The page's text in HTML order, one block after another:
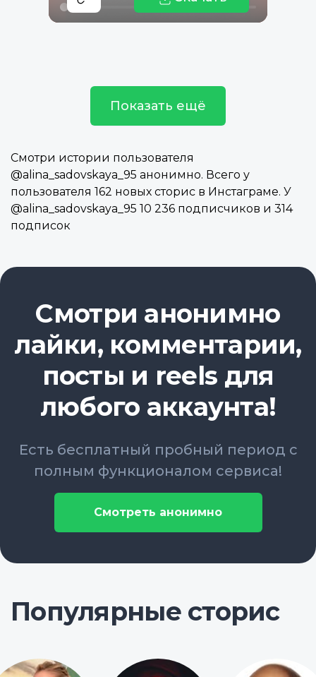
Показать ещё
Смотри истории пользователя
@alina_sadovskaya_95 анонимно. Всего у
пользователя 162 новых сторис в Инстаграме. У
@alina_sadovskaya_95 10 236 подписчиков и 314
подписок
Смотри анонимно
лайки, комментарии,
посты и reels для
любого аккаунта!
Есть бесплатный пробный период с
полным функционалом сервиса!
Смотреть анонимно
Популярные сторис